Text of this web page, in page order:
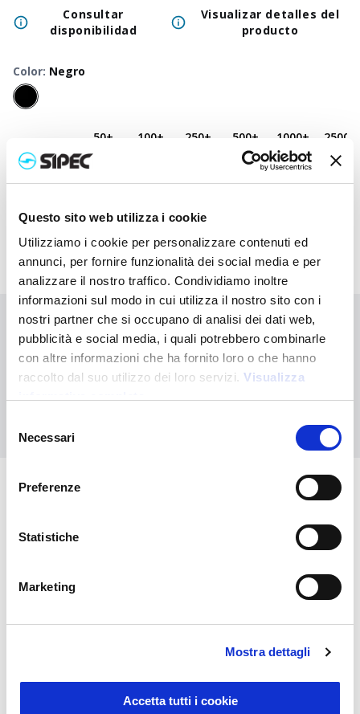
Questo sito web utilizza i cookie
Utilizziamo i cookie per personalizzare contenuti ed
annunci, per fornire funzionalità dei social media e per
analizzare il nostro traffico. Condividiamo inoltre
informazioni sul modo in cui utilizza il nostro sito con i
nostri partner che si occupano di analisi dei dati web,
pubblicità e social media, i quali potrebbero combinarle
con altre informazioni che ha fornito loro o che hanno
raccolto dal suo utilizzo dei loro servizi. Visualizza
delNecessari
Preferenze
Statistiche
Marketing
Mostra dettagli
Accetta tutti i cookie
Consultar
disponibilidad
Visualizar detalles del
producto
Color: Negro
50+ 100+ 250+ 500+ 1000+ 2500
Precio
neutro
10,500 10,500€ 10,500€ 10,500
Precio
¿No has encontrado lo que buscabas?
Contáctanos para recibir asistencia o haz tu pedido
personalizado